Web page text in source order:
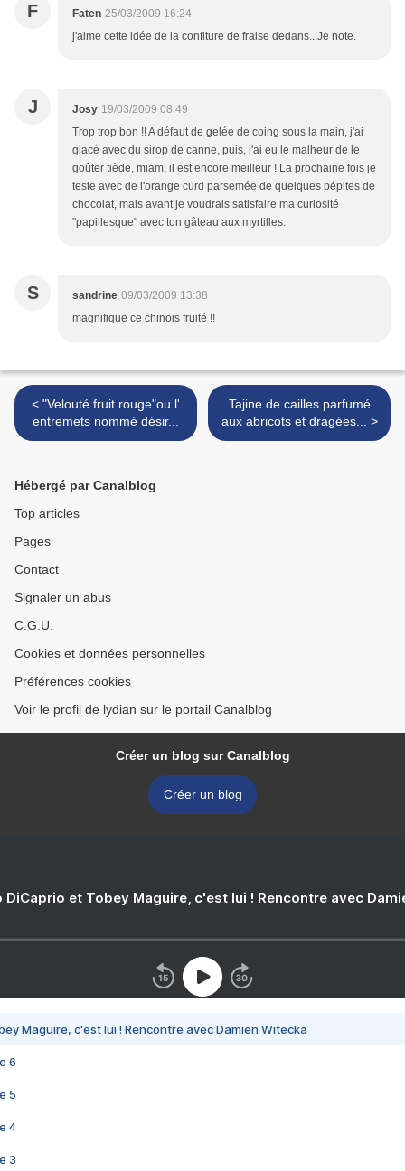
F Faten 25/03/2009 16:24
j'aime cette idée de la confiture de fraise dedans...Je note.
J Josy 19/03/2009 08:49
Trop trop bon !! A défaut de gelée de coing sous la main, j'ai
glacé avec du sirop de canne, puis, j'ai eu le malheur de le
goûter tiède, miam, il est encore meilleur ! La prochaine fois je
teste avec de l'orange curd parsemée de quelques pépites de
chocolat, mais avant je voudrais satisfaire ma curiosité
"papillesque" avec ton gâteau aux myrtilles.
S sandrine 09/03/2009 13:38
magnifique ce chinois fruité !!
< "Velouté fruit rouge"ou l'
entremets nommé désir...
Tajine de cailles parfumé
aux abricots et dragées... >
Hébergé par Canalblog
Top articles
Pages
Contact
Signaler un abus
C.G.U.
Cookies et données personnelles
Préférences cookies
Voir le profil de lydian sur le portail Canalblog
Créer un blog sur Canalblog
Créer un blog
DiCaprio et Tobey Maguire, c'est lui ! Rencontre avec
Maguire, c'est lui ! Rencontre avec Damien Witecka
6
5
4
3